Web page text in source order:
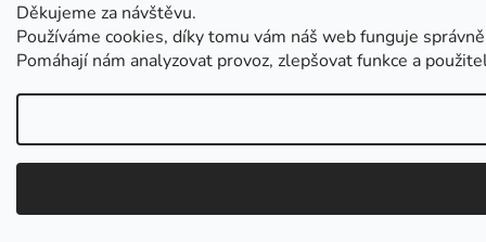
Děkujeme za návštěvu.
Používáme cookies, díky tomu vám náš web funguje
Pomáhají nám analyzovat provoz, zlepšovat funkce a